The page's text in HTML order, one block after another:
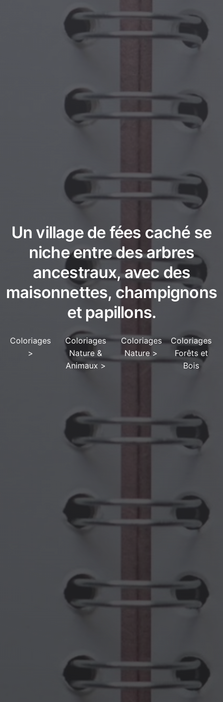
Un village de fées caché se
niche entre des arbres
ancestraux, avec des
maisonnettes, champignons
et papillons.
Coloriages
>
Coloriages
Nature &
Animaux >
Coloriages
Nature >
Coloriages
Forêts et
Bois